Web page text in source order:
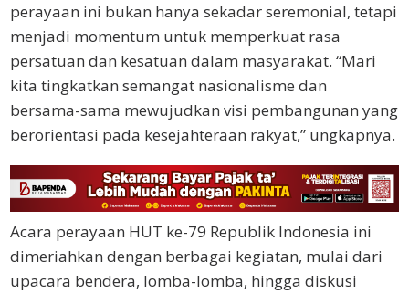
perayaan ini bukan hanya sekadar seremonial, tetapi
menjadi momentum untuk memperkuat rasa
persatuan dan kesatuan dalam masyarakat. “Mari
kita tingkatkan semangat nasionalisme dan
bersama-sama mewujudkan visi pembangunan yang
berorientasi pada kesejahteraan rakyat,” ungkapnya.
Acara perayaan HUT ke-79 Republik Indonesia ini
dimeriahkan dengan berbagai kegiatan, mulai dari
upacara bendera, lomba-lomba, hingga diskusi